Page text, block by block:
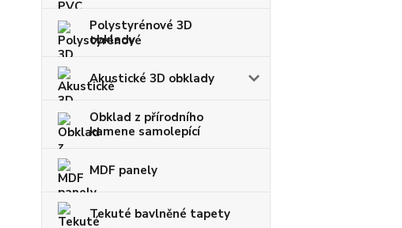
Polystyrénové 3D
obklady
Akustické 3D obklady
Obklad z přírodního
kamene samolepící
MDF panely
Tekuté bavlněné tapety